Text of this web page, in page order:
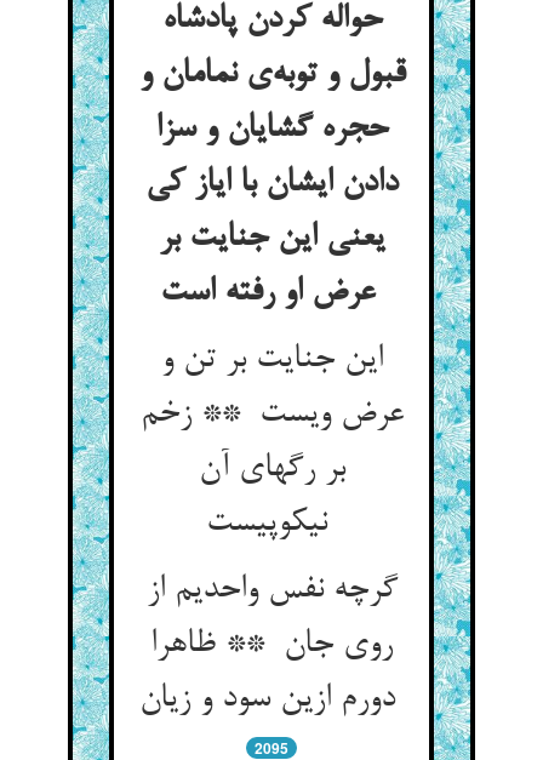
حواله کردن پادشاه
قبول و توبه‌ی نمامان و
حجره گشایان و سزا
دادن ایشان با ایاز کی
یعنی این جنایت بر
عرض او رفته است
این جنایت بر تن و
عرض ویست ** زخم
بر رگهای آن
نیکوپیست
گرچه نفس واحدیم از
روی جان ** ظاهرا
دورم ازین سود و زیان
2095